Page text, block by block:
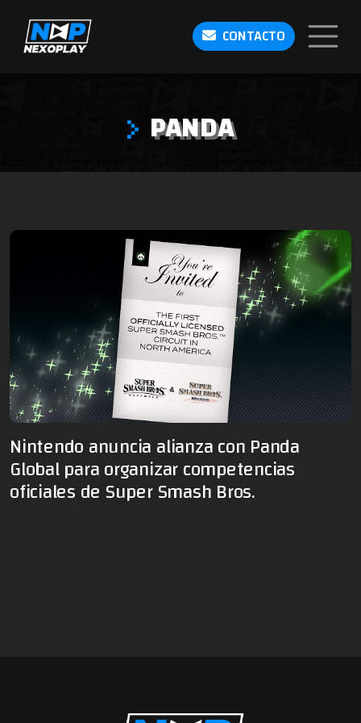
CONTACTO
PANDA
Nintendo anuncia alianza con Panda
Global para organizar competencias
oficiales de Super Smash Bros.